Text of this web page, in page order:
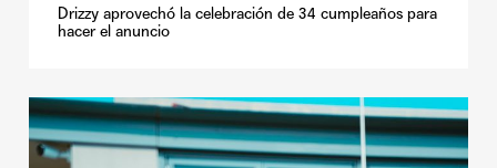
Drizzy aprovechó la celebración de 34 cumpleaños para
hacer el anuncio